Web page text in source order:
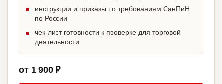
инструкции и приказы по требованиям СанПиН
по России
чек-лист готовности к проверке для торговой
деятельности
от 1 900 ₽